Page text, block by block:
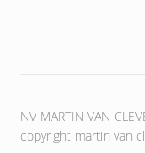
NV MARTIN VAN
copyright martin van